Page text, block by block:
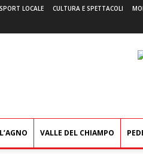
SPORT LOCALE CULTURA E SPETTACOLI
VALLE DEL CHIAMPO